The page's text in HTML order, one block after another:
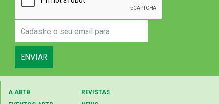
ENVIAR
A ABTB
REVISTAS